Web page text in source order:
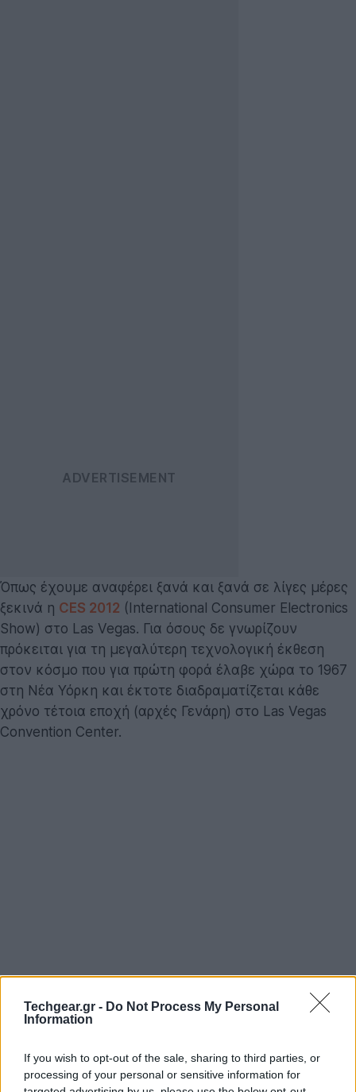
Techgear.gr - Do Not Process My Personal
Information
If you wish to opt-out of the sale, sharing to third parties, or
processing of your personal or sensitive information for
Όπως έχουμε αναφέρει ξανά και ξανά σε λίγες μέρες
ξεκινά η CES 2012 (International Consumer Electronics
Show) στο Las Vegas. Για όσους δε γνωρίζουν
πρόκειται για τη μεγαλύτερη τεχνολογική έκθεση
στον κόσμο που για πρώτη φορά έλαβε χώρα το 1967
στη Νέα Υόρκη και έκτοτε διαδραματίζεται κάθε
χρόνο τέτοια εποχή (αρχές Γενάρη) στο Las Vegas
Convention Center.